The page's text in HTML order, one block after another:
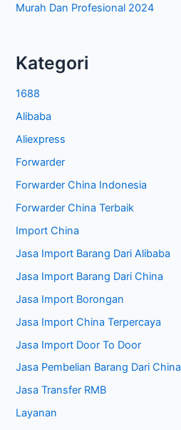
Murah Dan Profesional 2024
Kategori
1688
Alibaba
Aliexpress
Forwarder
Forwarder China Indonesia
Forwarder China Terbaik
Import China
Jasa Import Barang Dari Alibaba
Jasa Import Barang Dari China
Jasa Import Borongan
Jasa Import China Terpercaya
Jasa Import Door To Door
Jasa Pembelian Barang Dari China
Jasa Transfer RMB
Layanan